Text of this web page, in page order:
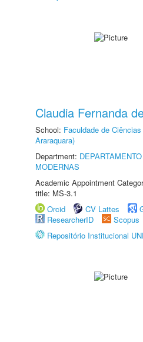
Claudia Fernanda
School: Faculdade de
Araraquara)
Department:
MODERNAS
Academic Appointment
title: MS-3.1
Orcid
CV Lattes
ResearcherID
Scopus
Repositório Institucional